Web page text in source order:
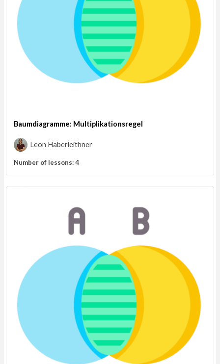
Baumdiagramme: Multiplikationsregel
Leon Haberleithner
Number of lessons:4